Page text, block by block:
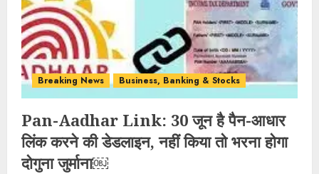
Breaking News Business, Banking & Stocks
Pan-Aadhar Link: 30 जून है पैन-आधार
लिंक करने की डेडलाइन, नहीं किया तो भरना होगा
दोगुना जुर्माना￼